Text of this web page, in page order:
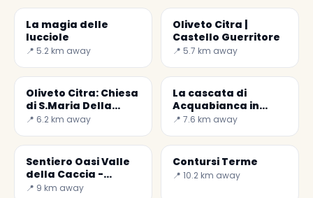
La magia delle
lucciole
📍 5.2 km away
Oliveto Citra |
Castello Guerritore
📍 5.7 km away
Oliveto Citra: Chiesa
di S.Maria Della
Misericordia
📍 6.2 km away
La cascata di
Acquabianca in
Senerchia e l'Oasi
📍 7.6 km away
Sentiero Oasi Valle
della Caccia -
Grotta Profunnata
📍 9 km away
Contursi Terme
📍 10.2 km away